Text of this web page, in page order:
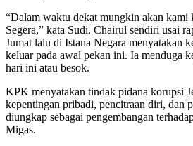
“Dalam waktu dekat mungkin akan kami
Segera,” kata Sudi. Chairul sendiri usai
Jumat lalu di Istana Negara menyatakan
keluar pada awal pekan ini. Ia menduga
hari ini atau besok.
KPK menyatakan tindak pidana korupsi
kepentingan pribadi, pencitraan diri, dan
diungkap sebagai pengembangan
Migas.